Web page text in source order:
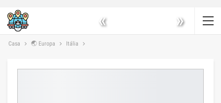
« »
Casa 🌏 Europa Itália